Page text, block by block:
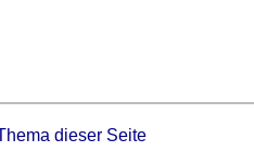
dieser Seite